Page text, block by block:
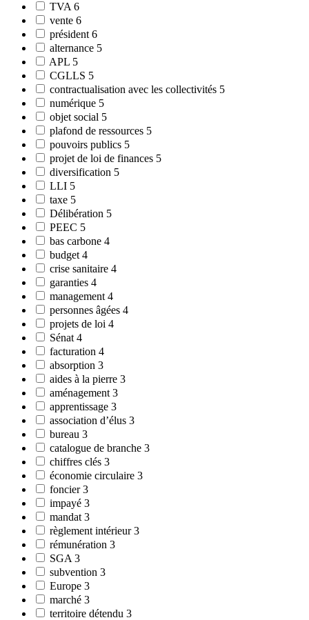
TVA 6
vente 6
président 6
alternance 5
APL 5
CGLLS 5
contractualisation avec les collectivités 5
numérique 5
objet social 5
plafond de ressources 5
pouvoirs publics 5
projet de loi de finances 5
diversification 5
LLI 5
taxe 5
Délibération 5
PEEC 5
bas carbone 4
budget 4
crise sanitaire 4
garanties 4
management 4
personnes âgées 4
projets de loi 4
Sénat 4
facturation 4
absorption 3
aides à la pierre 3
aménagement 3
apprentissage 3
association d’élus 3
bureau 3
catalogue de branche 3
chiffres clés 3
économie circulaire 3
foncier 3
impayé 3
mandat 3
règlement intérieur 3
rémunération 3
SGA 3
subvention 3
Europe 3
marché 3
territoire détendu 3